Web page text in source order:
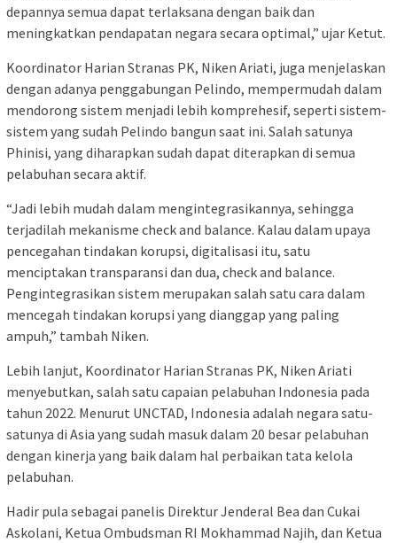
depannya semua dapat terlaksana dengan baik dan
meningkatkan pendapatan negara secara optimal,” ujar Ketut.
Koordinator Harian Stranas PK, Niken Ariati, juga menjelaskan
dengan adanya penggabungan Pelindo, mempermudah dalam
mendorong sistem menjadi lebih komprehesif, seperti sistem-
sistem yang sudah Pelindo bangun saat ini. Salah satunya
Phinisi, yang diharapkan sudah dapat diterapkan di semua
pelabuhan secara aktif.
“Jadi lebih mudah dalam mengintegrasikannya, sehingga
terjadilah mekanisme check and balance. Kalau dalam upaya
pencegahan tindakan korupsi, digitalisasi itu, satu
menciptakan transparansi dan dua, check and balance.
Pengintegrasikan sistem merupakan salah satu cara dalam
mencegah tindakan korupsi yang dianggap yang paling
ampuh,” tambah Niken.
Lebih lanjut, Koordinator Harian Stranas PK, Niken Ariati
menyebutkan, salah satu capaian pelabuhan Indonesia pada
tahun 2022. Menurut UNCTAD, Indonesia adalah negara satu-
satunya di Asia yang sudah masuk dalam 20 besar pelabuhan
dengan kinerja yang baik dalam hal perbaikan tata kelola
pelabuhan.
Hadir pula sebagai panelis Direktur Jenderal Bea dan Cukai
Askolani, Ketua Ombudsman RI Mokhammad Najih, dan Ketua